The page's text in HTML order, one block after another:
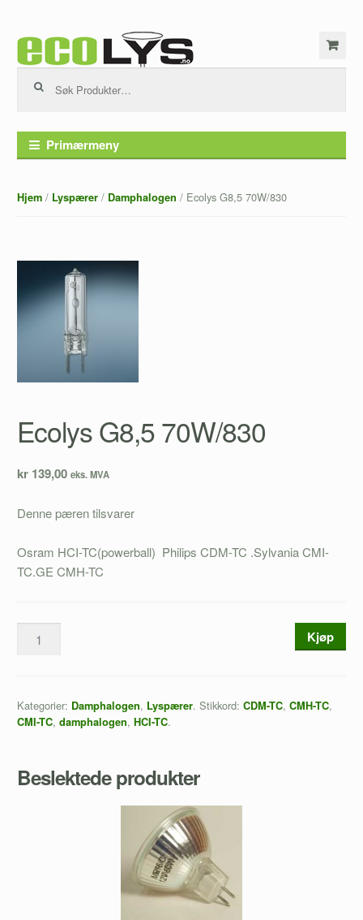
Primærmeny
Hjem/ Lyspærer/ Damphalogen / Ecolys G8,5 70W/830
Ecolys G8,5 70W/830
kr 139,00 eks. MVA
Denne pæren tilsvarer
Osram HCI-TC(powerball) Philips CDM-TC .Sylvania CMI-
TC.GE CMH-TC
Kjøp
Kategorier: Damphalogen, Lyspærer. Stikkord: CDM-TC, CMH-TC,
CMI-TC, damphalogen, HCI-TC.
Beslektede produkter